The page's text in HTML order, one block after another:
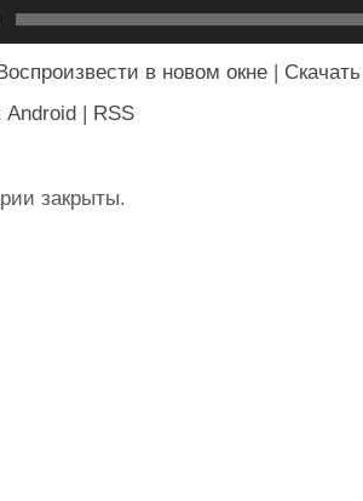
в новом окне | Скачать
Android | RSS
закрыты.